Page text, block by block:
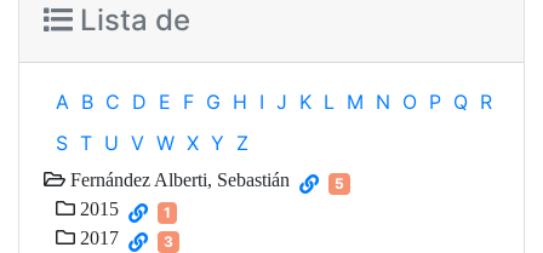
Lista de
A B C D E F G H I J K L M N O P Q R
S T U V W X Y Z
Fernández Alberti, Sebastián 5
2015 1
2017 3